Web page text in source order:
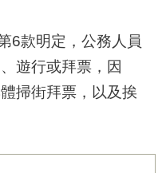
6款明定，公務人員
遊行或拜票，因
掃街拜票，以及挨